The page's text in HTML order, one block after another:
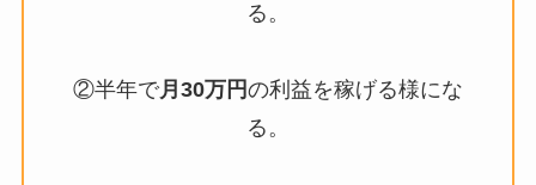
る。
②半年で月30万円の利益を稼げる様にな
る。